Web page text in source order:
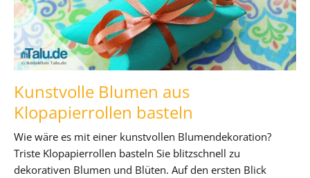
Kunstvolle Blumen aus
Klopapierrollen basteln
Wie wäre es mit einer kunstvollen Blumendekoration?
Triste Klopapierrollen basteln Sie blitzschnell zu
dekorativen Blumen und Blüten. Auf den ersten Blick